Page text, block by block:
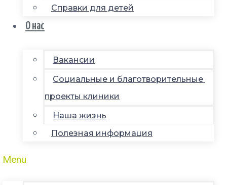
Справки для детей
О нас
Вакансии
Социальные и благотворительные
проекты клиники
Наша жизнь
Полезная информация
Menu